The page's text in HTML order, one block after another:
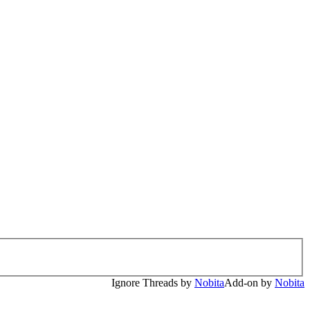
Add-on by Nobita
Ignore Threads by Nobita